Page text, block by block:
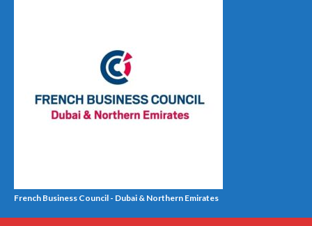
French Business Council - Dubai & Northern Emirates